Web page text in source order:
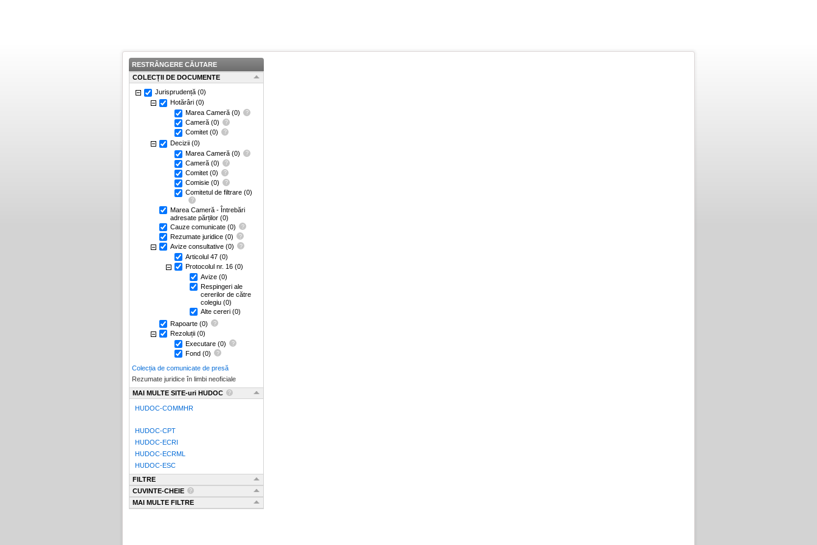
RESTRÂNGERE CĂUTARE
COLECȚII DE DOCUMENTE
Jurisprudență (0)
Hotărâri (0)
Marea Cameră (0)
Cameră (0)
Comitet (0)
Decizii (0)
Marea Cameră (0)
Cameră (0)
Comitet (0)
Comisie (0)
Comitetul de filtrare (0)
Marea Cameră - Întrebări
adresate părților (0)
Cauze comunicate (0)
Rezumate juridice (0)
Avize consultative (0)
Articolul 47 (0)
Protocolul nr. 16 (0)
Avize (0)
Respingeri ale
cererilor de către
colegiu (0)
Alte cereri (0)
Rapoarte (0)
Rezoluții (0)
Executare (0)
Fond (0)
Colecția de comunicate de presă
Rezumate juridice în limbi neoficiale
MAI MULTE SITE-uri HUDOC
HUDOC-COMMHR
HUDOC-CPT
HUDOC-ECRI
HUDOC-ECRML
HUDOC-ESC
FILTRE
CUVINTE-CHEIE
MAI MULTE FILTRE